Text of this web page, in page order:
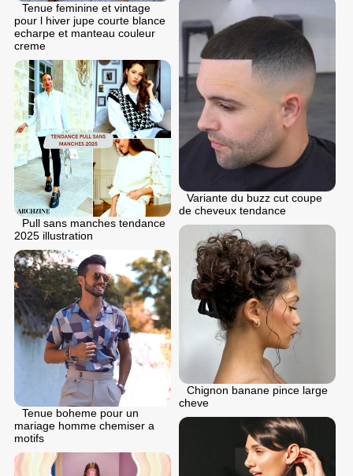
Tenue feminine et vintage
pour l hiver jupe courte blance
echarpe et manteau couleur
creme
Variante du buzz cut coupe
de cheveux tendance
Pull sans manches tendance
2025 illustration
Chignon banane pince large
cheve
Tenue boheme pour un
mariage homme chemiser a
motifs